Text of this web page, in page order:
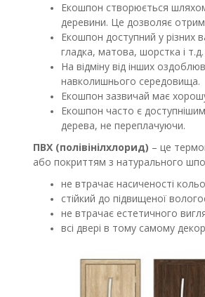
Екошпон створюється
деревини. Це дозволяє
Екошпон доступний у різних
гладка, матова, шорстка і т.д.
На відміну від інших
навколишнього середовища.
Екошпон зазвичай має
Екошпон часто є
дерева, не переплачуючи.
ПВХ (полівінілхлорид) – це
або покриттям з натурального
не втрачає насиченості
стійкий до підвищеної
не втрачає естетичного
всі двері в тому самому